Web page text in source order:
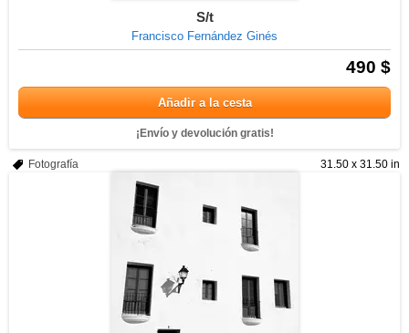
S/t
Francisco Fernández Ginés
490 $
Añadir a la cesta
¡Envío y devolución gratis!
31.50 x 31.50 in
Fotografía